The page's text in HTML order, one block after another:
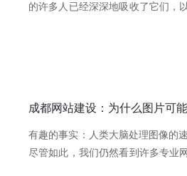
的许多人已经深深地吸收了它们，
有趣的事​实：人类大脑处理图像的
尽管如此，我们仍然看到许多专业